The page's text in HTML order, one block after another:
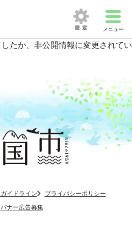
メニュー
たか、非公開情報に変更されてい
イドライン
プライバシーポリシー
バナー広告募集